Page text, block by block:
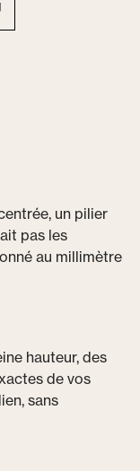
un pilier
pas les
au millimètre
hauteur, des
de vos
sans